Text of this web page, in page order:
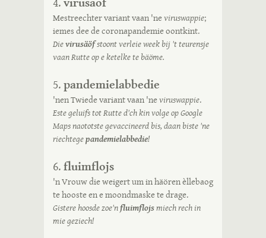
Mestreechter variant vaan 'neviruswappie;
iemes dee de coronapandemie oontkint.
Dievirusäöfstoont verleie week bij 't teurensje
vaan Rutte op e ketelke te bäöme.
5.pandemielabbedie
'nen Twiede variant vaan 'neviruswappie.
Este geluifs tot Rutte d'ch kin volge op Google
Maps naototste gevaccineerd bis, daan biste 'ne
riechtegepandemielabbedie!
6.fluimflojs
'n Vrouw die weigert um in häören èllebaog
te hooste en e moondmaske te drage.
Gistere hoosde zoe'nfluimflojsmiech rech in
mie geziech!